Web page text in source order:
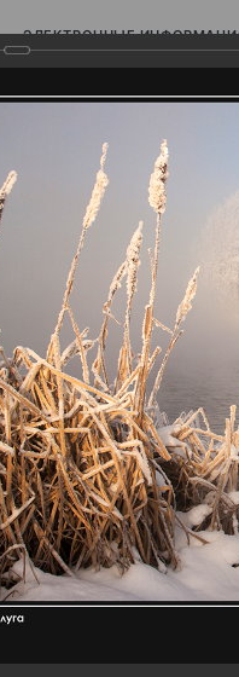
ЭЛЕКТРОННЫЕ
Поволжья